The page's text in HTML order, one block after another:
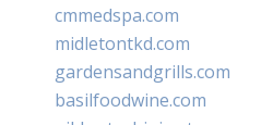
cmmedspa.com
midletontkd.com
gardensandgrills.com
basilfoodwine.com